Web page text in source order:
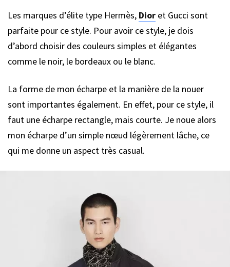
Les marques d’élite type Hermès, Dior et Gucci sont
parfaite pour ce style. Pour avoir ce style, je dois
d’abord choisir des couleurs simples et élégantes
comme le noir, le bordeaux ou le blanc.
La forme de mon écharpe et la manière de la nouer
sont importantes également. En effet, pour ce style, il
faut une écharpe rectangle, mais courte. Je noue alors
mon écharpe d’un simple nœud légèrement lâche, ce
qui me donne un aspect très casual.